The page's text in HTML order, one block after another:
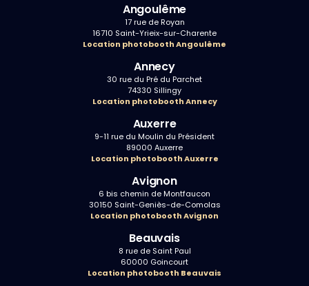
Angoulême
17 rue de Royan
16710 Saint-Yrieix-sur-Charente
Location photobooth Angoulême
Annecy
30 rue du Pré du Parchet
74330 Sillingy
Location photobooth Annecy
Auxerre
9-11 rue du Moulin du Président
89000 Auxerre
Location photobooth Auxerre
Avignon
6 bis chemin de Montfaucon
30150 Saint-Geniès-de-Comolas
Location photobooth Avignon
Beauvais
8 rue de Saint Paul
60000 Goincourt
Location photobooth Beauvais